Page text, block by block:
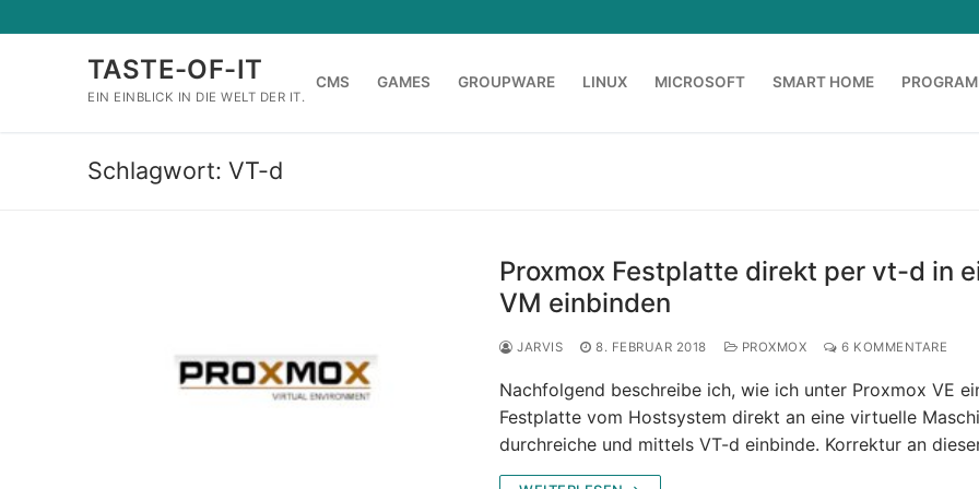
Inhalt
TASTE-OF-IT
EIN EINBLICK IN DIE WELT DER IT.
CMS GAMES GROUPWARE LINUX MICROSOFT SMART HOME
Schlagwort: VT-d
Proxmox Festplatte direkt per vt-d in
VM einbinden
JARVIS 8. FEBRUAR 2018 PROXMOX 6 KOMMENTARE
Nachfolgend beschreibe ich, wie ich unter Proxmox VE
Festplatte vom Hostsystem direkt an eine virtuelle
durchreiche und mittels VT-d einbinde. Korrektur an